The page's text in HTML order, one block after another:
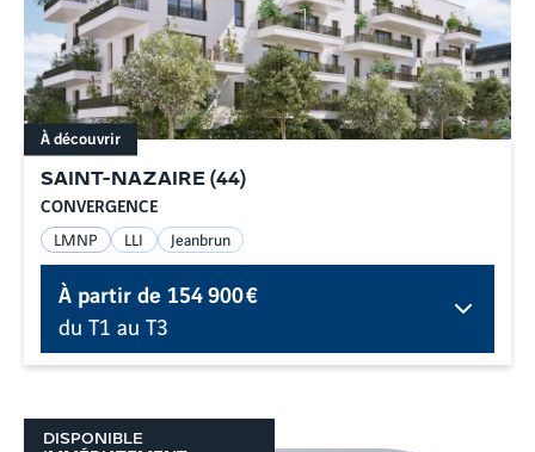
SAINT-NAZAIRE (44)
CONVERGENCE
À découvrir
LMNP LLI Jeanbrun
À partir de154 900 €
du T1 au T3
DISPONIBLE